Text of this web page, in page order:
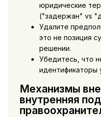
юридические
("задержан" vs
Удалите
это не позиция
решении.
Убедитесь, что
идентификаторы
Механизмы
внутренняя